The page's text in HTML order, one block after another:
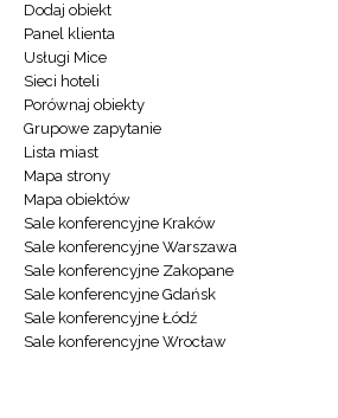
Dodaj obiekt
Panel klienta
Usługi Mice
Sieci hoteli
Porównaj obiekty
Grupowe zapytanie
Lista miast
Mapa strony
Mapa obiektów
Sale konferencyjne Kraków
Sale konferencyjne Warszawa
Sale konferencyjne Zakopane
Sale konferencyjne Gdańsk
Sale konferencyjne Łódź
Sale konferencyjne Wrocław